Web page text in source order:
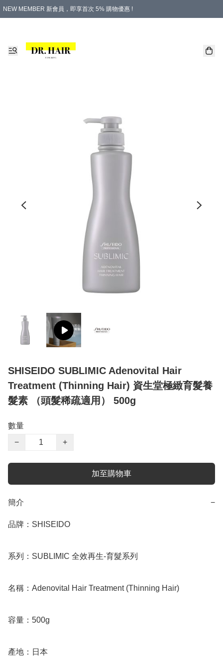
NEW MEMBER 新會員，即享首次 5% 購物優惠 !
SHISEIDO SUBLIMIC Adenovital Hair
Treatment (Thinning Hair) 資生堂極緻育髮養
髮素 （頭髮稀疏適用） 500g
數量
−
+
加至購物車
簡介 −
品牌：SHISEIDO
系列：SUBLIMIC 全效再生-育髮系列
名稱：Adenovital Hair Treatment (Thinning Hair)
容量：500g
產地：日本